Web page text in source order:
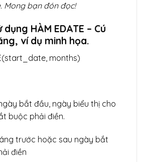
Mong bạn đón đọc!
HÀM EDATE – Cú
ví dụ minh họa.
months)
bắt đầu, ngày biểu thị cho
buộc phải điền.
trước hoặc sau ngày bắt
điền